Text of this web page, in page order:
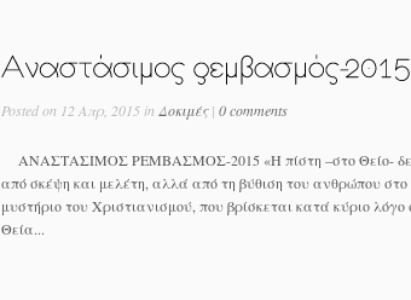
Posted on 12 Απρ, 2015 in Δοκιμές| 0 comments
ΑΝΑΣΤΑΣΙΜOΣ ΡΕΜΒΑΣΜΟΣ-2015 «Η πίστη –στο Θείο-
από σκέψη και μελέτη, αλλά από τη βύθιση του ανθρώπου
μυστήριο του Χριστιανισμού, που βρίσκεται κατά κύριο λόγο
Θεία...